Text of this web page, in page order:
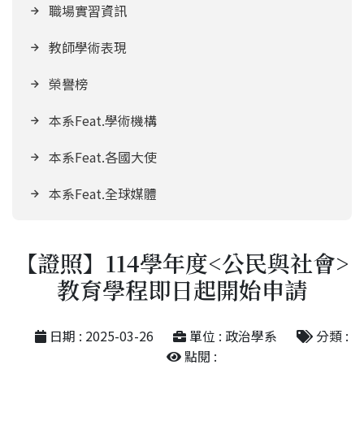
職場實習資訊
教師學術表現
榮譽榜
本系Feat.學術機構
本系Feat.各國大使
本系Feat.全球媒體
【證照】114學年度<公民與社會>
教育學程即日起開始申請
日期 : 2025-03-26 單位 : 政治學系
分類 :
點閱 :